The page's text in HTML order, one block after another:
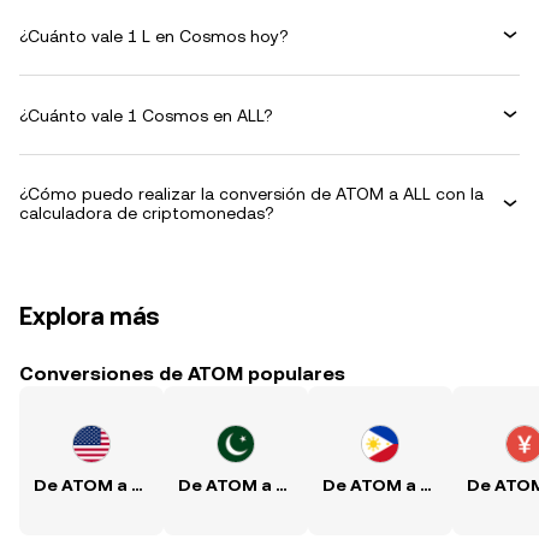
¿Cuánto vale 1 L en Cosmos hoy?
¿Cuánto vale 1 Cosmos en ALL?
¿Cómo puedo realizar la conversión de ATOM a ALL con la
calculadora de criptomonedas?
Explora más
Conversiones de ATOM populares
De ATOM a USD De ATOM a PKR De ATOM a PHP